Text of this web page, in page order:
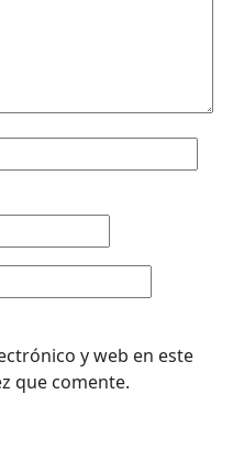
y web en este
que comente.